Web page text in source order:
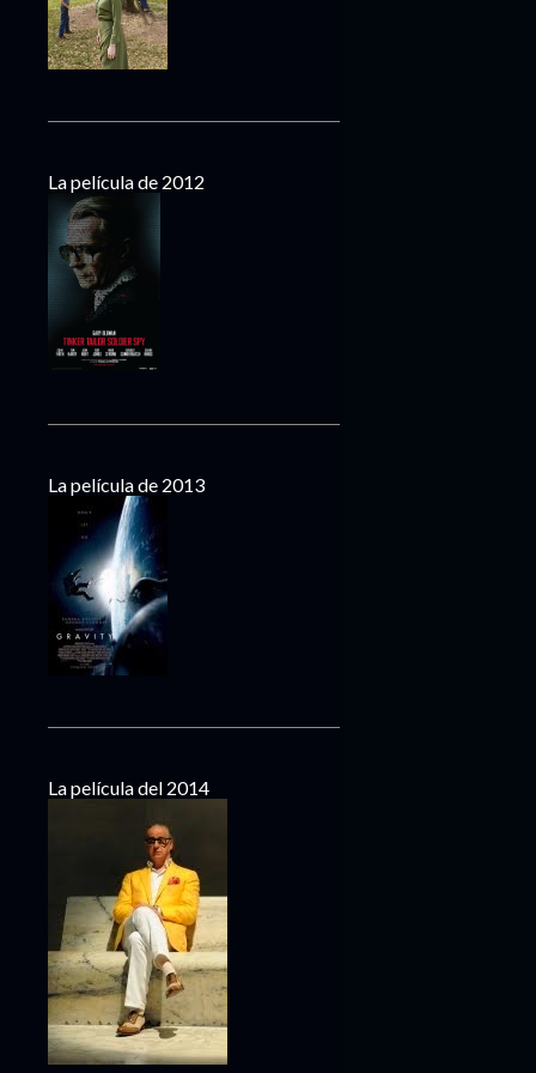
mayo 13
abril 8
febrero 10
2016 140
diciembre
noviembre
11
octubre
septiembre
agosto
10
Sé lo que viste el fin de
semana pasado/CCXXXII
Ariel 2016: preferencias
Ariel 2016... en un vistazo
El cliché que yo ya vi/CXXXVIII
Sé lo que viste el fin de
Sé lo que viste el fin de
semana pasado/CCXXIX
Capitán América: Civil War
Sé lo que viste el fin de
semana pasado/CCXXVIII
abril 11
marzo 11
febrero 10
La película de 2012
La película de 2013
La película del 2014